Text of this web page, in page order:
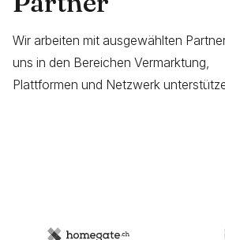
Wir arbeiten mit ausgewählten
uns in den Bereichen Vermarktung,
Plattformen und Netzwerk